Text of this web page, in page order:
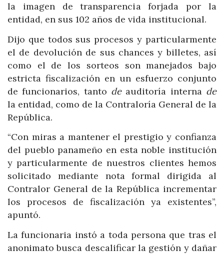
la imagen de transparencia forjada por la
entidad, en sus 102 años de vida institucional.
Dijo que todos sus procesos y particularmente
el de devolución de sus chances y billetes, así
como el de los sorteos son manejados bajo
estricta fiscalización en un esfuerzo conjunto
de funcionarios, tanto de auditoría interna de
la entidad, como de la Contraloría General de la
República.
“Con miras a mantener el prestigio y confianza
del pueblo panameño en esta noble institución
y particularmente de nuestros clientes hemos
solicitado mediante nota formal dirigida al
Contralor General de la República incrementar
los procesos de fiscalización ya existentes”,
apuntó.
La funcionaria instó a toda persona que tras el
anonimato busca descalificar la gestión y dañar